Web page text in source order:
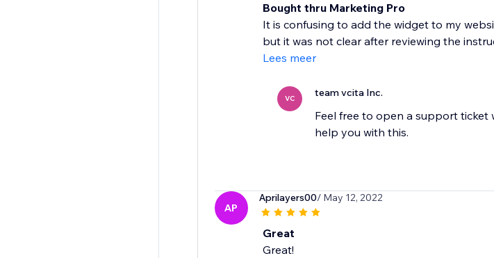
Bought thru Marketing Pro
It is confusing to add the widget to my
but it was not clear after reviewing the
Lees meer
VC team vcita Inc.
Feel free to open a support
AP
Aprilayers00/ May 12, 2022
Great
Great!